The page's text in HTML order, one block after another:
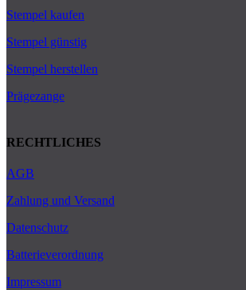
Stempel kaufen
Stempel günstig
Stempel herstellen
Prägezange
RECHTLICHES
AGB
Zahlung und Versand
Datenschutz
Batterieverordnung
Impressum